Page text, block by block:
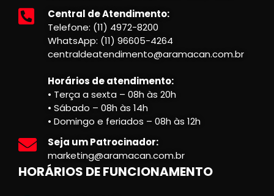
Central de Atendimento:
Telefone: (11) 4972-8200
WhatsApp: (11) 96605-4264
centraldeatendimento@aramacan.com.br
Horários de atendimento:
• Terça a sexta – 08h às 20h
• Sábado – 08h às 14h
• Domingo e feriados – 08h às 12h
Seja um Patrocinador:
marketing@aramacan.com.br
HORÁRIOS DE FUNCIONAMENTO